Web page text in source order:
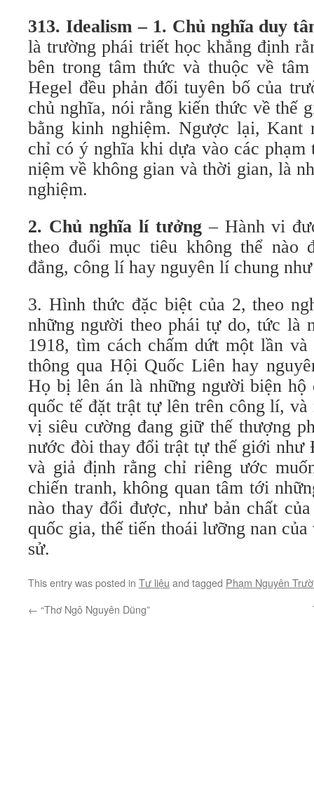
313. Idealism – 1. Chủ nghĩa duy
là trường phái triết học khẳng định
bên trong tâm thức và thuộc về
Hegel đều phản đối tuyên bố của
chủ nghĩa, nói rằng kiến thức về thế
bằng kinh nghiệm. Ngược lại, Kant
chỉ có ý nghĩa khi dựa vào các
niệm về không gian và thời gian, là
nghiệm.
2. Chủ nghĩa lí tưởng– Hành vi
theo đuổi mục tiêu không thể nào
đẳng, công lí hay nguyên lí chung
3. Hình thức đặc biệt của 2, theo
những người theo phái tự do, tức là
1918, tìm cách chấm dứt một lần
thông qua Hội Quốc Liên hay
Họ bị lên án là những người biện hộ
quốc tế đặt trật tự lên trên công lí,
vị siêu cường đang giữ thế thượng
nước đòi thay đổi trật tự thế giới
và giả định rằng chỉ riêng ước
chiến tranh, không quan tâm tới
nào thay đổi được, như bản chất
quốc gia, thế tiến thoái lưỡng nan
sử.
This entry was posted in Tư liệu and tagged Phạm Nguyên
← “Thơ Ngô Nguyên Dũng”